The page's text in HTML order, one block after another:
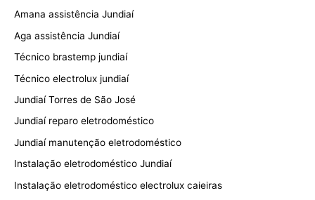
Amana assistência Jundiaí
Aga assistência Jundiaí
Técnico brastemp jundiaí
Técnico electrolux jundiaí
Jundiaí Torres de São José
Jundiaí reparo eletrodoméstico
Jundiaí manutenção eletrodoméstico
Instalação eletrodoméstico Jundiaí
Instalação eletrodoméstico electrolux caieiras